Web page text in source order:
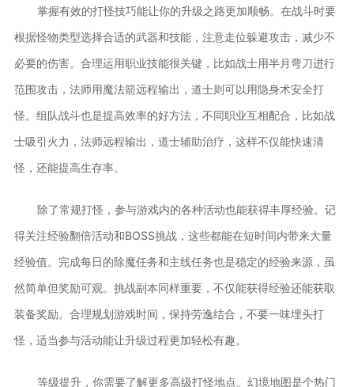
掌握有效的打怪技巧能让你的升级之路更加顺畅。在战斗时要
根据怪物类型选择合适的武器和技能，注意走位躲避攻击，减少不
必要的伤害。合理运用职业技能很关键，比如战士用半月弯刀进行
范围攻击，法师用魔法箭远程输出，道士则可以用隐身术安全打
怪。组队战斗也是提高效率的好方法，不同职业互相配合，比如战
士吸引火力，法师远程输出，道士辅助治疗，这样不仅能快速清
怪，还能提高生存率。
除了常规打怪，参与游戏内的各种活动也能获得丰厚经验。记
得关注经验翻倍活动和BOSS挑战，这些都能在短时间内带来大量
经验值。完成每日的除魔任务和主线任务也是稳定的经验来源，虽
然简单但奖励可观。挑战副本同样重要，不仅能获得经验还能获取
装备奖励。合理规划游戏时间，保持劳逸结合，不要一味埋头打
怪，适当参与活动能让升级过程更加轻松有趣。
等级提升，你需要了解更多高级打怪地点。幻境地图是个热门